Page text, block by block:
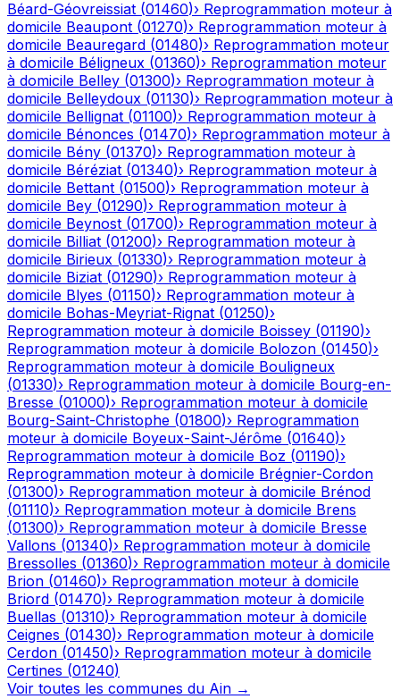
Béard-Géovreissiat (01460)› Reprogrammation moteur à
domicile Beaupont (01270)› Reprogrammation moteur à
domicile Beauregard (01480)› Reprogrammation moteur
à domicile Béligneux (01360)› Reprogrammation moteur
à domicile Belley (01300)› Reprogrammation moteur à
domicile Belleydoux (01130)› Reprogrammation moteur à
domicile Bellignat (01100)› Reprogrammation moteur à
domicile Bénonces (01470)› Reprogrammation moteur à
domicile Bény (01370)› Reprogrammation moteur à
domicile Béréziat (01340)› Reprogrammation moteur à
domicile Bettant (01500)› Reprogrammation moteur à
domicile Bey (01290)› Reprogrammation moteur à
domicile Beynost (01700)› Reprogrammation moteur à
domicile Billiat (01200)› Reprogrammation moteur à
domicile Birieux (01330)› Reprogrammation moteur à
domicile Biziat (01290)› Reprogrammation moteur à
domicile Blyes (01150)› Reprogrammation moteur à
domicile Bohas-Meyriat-Rignat (01250)›
Reprogrammation moteur à domicile Boissey (01190)›
Reprogrammation moteur à domicile Bolozon (01450)›
Reprogrammation moteur à domicile Bouligneux
(01330)› Reprogrammation moteur à domicile Bourg-en-
Bresse (01000)› Reprogrammation moteur à domicile
Bourg-Saint-Christophe (01800)› Reprogrammation
moteur à domicile Boyeux-Saint-Jérôme (01640)›
Reprogrammation moteur à domicile Boz (01190)›
Reprogrammation moteur à domicile Brégnier-Cordon
(01300)› Reprogrammation moteur à domicile Brénod
(01110)› Reprogrammation moteur à domicile Brens
(01300)› Reprogrammation moteur à domicile Bresse
Vallons (01340)› Reprogrammation moteur à domicile
Bressolles (01360)› Reprogrammation moteur à domicile
Brion (01460)› Reprogrammation moteur à domicile
Briord (01470)› Reprogrammation moteur à domicile
Buellas (01310)› Reprogrammation moteur à domicile
Ceignes (01430)› Reprogrammation moteur à domicile
Cerdon (01450)› Reprogrammation moteur à domicile
Certines (01240)
Voir toutes les communes du Ain →